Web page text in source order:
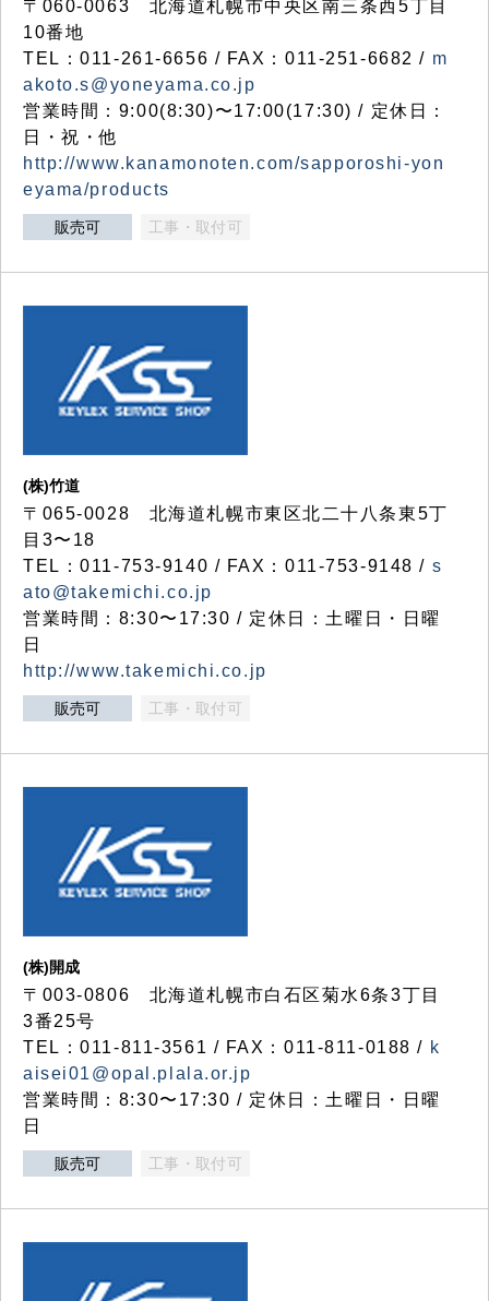
〒060-0063 北海道札幌市中央区南三条西5丁目
10番地
TEL：011-261-6656 / FAX：011-251-6682 / m
akoto.s@yoneyama.co.jp
営業時間：9:00(8:30)〜17:00(17:30) / 定休日：
日・祝・他
http://www.kanamonoten.com/sapporoshi-yon
eyama/products
販売可 工事・取付可
(株)竹道
〒065-0028 北海道札幌市東区北二十八条東5丁
目3〜18
TEL：011-753-9140 / FAX：011-753-9148 / s
ato@takemichi.co.jp
営業時間：8:30〜17:30 / 定休日：土曜日・日曜
日
http://www.takemichi.co.jp
販売可 工事・取付可
(株)開成
〒003-0806 北海道札幌市白石区菊水6条3丁目
3番25号
TEL：011-811-3561 / FAX：011-811-0188 / k
aisei01@opal.plala.or.jp
営業時間：8:30〜17:30 / 定休日：土曜日・日曜
日
販売可 工事・取付可